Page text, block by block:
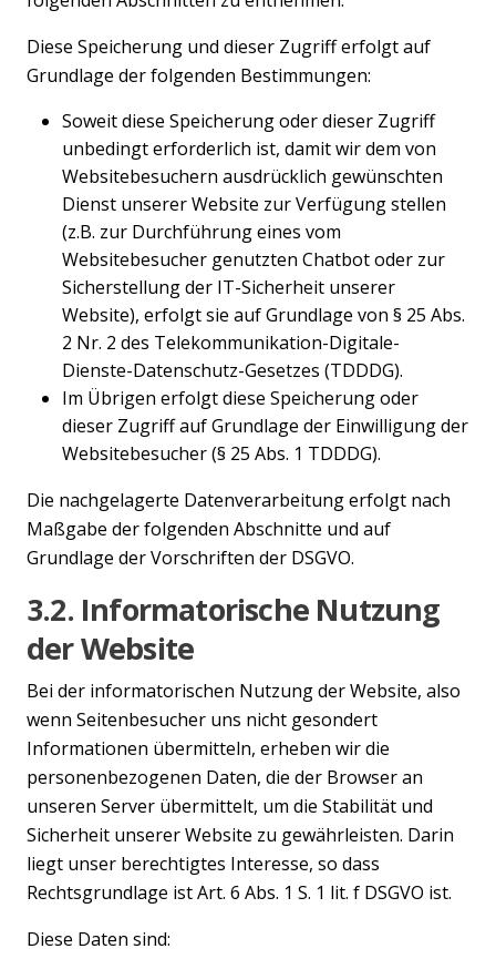
Diese Speicherung und dieser Zugriff erfolgt auf
Grundlage der folgenden Bestimmungen:
Soweit diese Speicherung oder dieser Zugriff
unbedingt erforderlich ist, damit wir dem von
Websitebesuchern ausdrücklich gewünschten
Dienst unserer Website zur Verfügung stellen
(z.B. zur Durchführung eines vom
Websitebesucher genutzten Chatbot oder zur
Sicherstellung der IT-Sicherheit unserer
Website), erfolgt sie auf Grundlage von § 25 Abs.
2 Nr. 2 des Telekommunikation-Digitale-
Dienste-Datenschutz-Gesetzes (TDDDG).
Im Übrigen erfolgt diese Speicherung oder
dieser Zugriff auf Grundlage der Einwilligung der
Websitebesucher (§ 25 Abs. 1 TDDDG).
Die nachgelagerte Datenverarbeitung erfolgt nach
Maßgabe der folgenden Abschnitte und auf
Grundlage der Vorschriften der DSGVO.
3.2. Informatorische Nutzung
der Website
Bei der informatorischen Nutzung der Website, also
wenn Seitenbesucher uns nicht gesondert
Informationen übermitteln, erheben wir die
personenbezogenen Daten, die der Browser an
unseren Server übermittelt, um die Stabilität und
Sicherheit unserer Website zu gewährleisten. Darin
liegt unser berechtigtes Interesse, so dass
Rechtsgrundlage ist Art. 6 Abs. 1 S. 1 lit. f DSGVO ist.
Diese Daten sind: